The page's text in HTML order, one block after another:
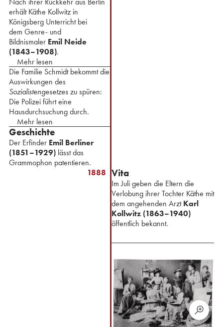
erhält Käthe Kollwitz in
Königsberg Unterricht bei
dem Genre- und
Bildnismaler Emil Neide
(1843–1908).
Mehr lesen
Die Familie Schmidt bekommt die
Auswirkungen des
Sozialistengesetzes zu spüren:
Die Polizei führt eine
Hausdurchsuchung durch.
Mehr lesen
Geschichte
Der Erfinder Emil Berliner
(1851–1929) lässt das
Grammophon patentieren.
Vita
Im Juli geben die Eltern die
Verlobung ihrer Tochter Käthe mit
dem angehenden Arzt Karl
Kollwitz (1863–1940)
öffentlich bekannt.
1888